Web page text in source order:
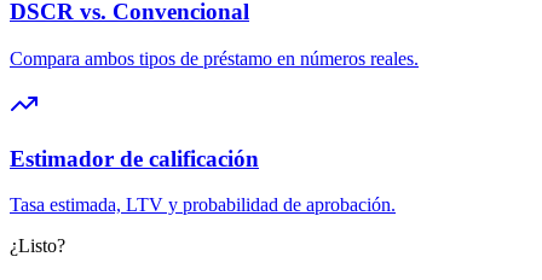
DSCR vs. Convencional
Compara ambos tipos de préstamo en números reales.
Estimador de calificación
Tasa estimada, LTV y probabilidad de aprobación.
¿Listo?